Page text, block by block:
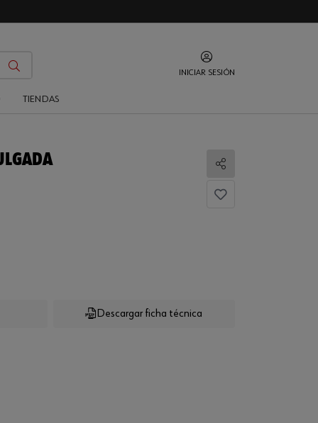
INICIAR SESIÓN
TIENDAS
Compartir
Descargar ficha técnica